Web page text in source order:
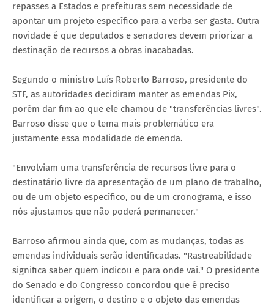
repasses a Estados e prefeituras sem necessidade de
apontar um projeto específico para a verba ser gasta. Outra
novidade é que deputados e senadores devem priorizar a
destinação de recursos a obras inacabadas.
Segundo o ministro Luís Roberto Barroso, presidente do
STF, as autoridades decidiram manter as emendas Pix,
porém dar fim ao que ele chamou de "transferências livres".
Barroso disse que o tema mais problemático era
justamente essa modalidade de emenda.
"Envolviam uma transferência de recursos livre para o
destinatário livre da apresentação de um plano de trabalho,
ou de um objeto específico, ou de um cronograma, e isso
nós ajustamos que não poderá permanecer."
Barroso afirmou ainda que, com as mudanças, todas as
emendas individuais serão identificadas. "Rastreabilidade
significa saber quem indicou e para onde vai." O presidente
do Senado e do Congresso concordou que é preciso
identificar a origem, o destino e o objeto das emendas